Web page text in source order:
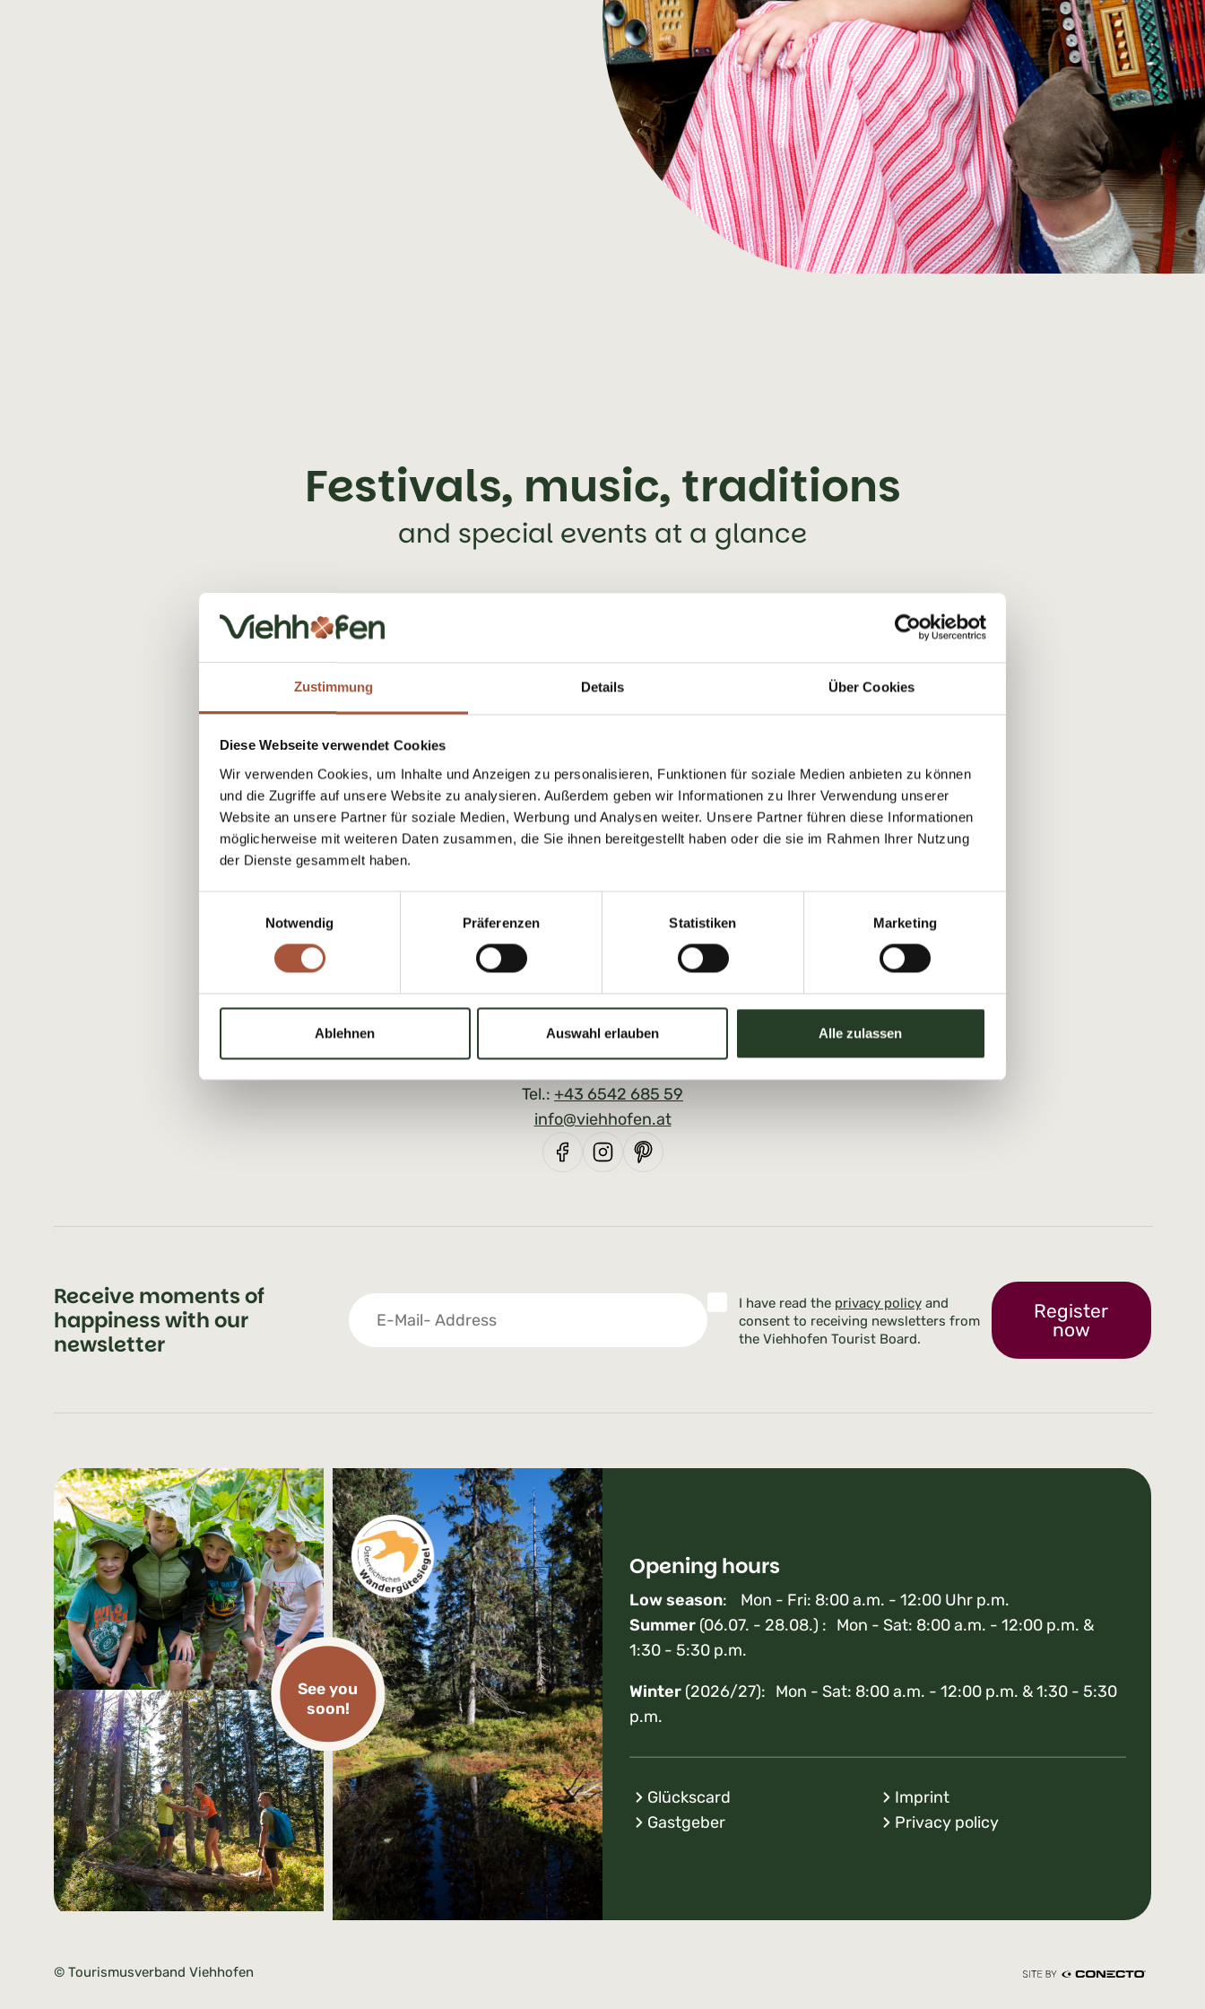
Zustimmung Details Über Cookies
Diese Webseite verwendet Cookies
Wir verwenden Cookies, um Inhalte und Anzeigen zu personalisieren, Funktionen für soziale Medien anbieten zu können
und die Zugriffe auf unsere Website zu analysieren. Außerdem geben wir Informationen zu Ihrer Verwendung unserer
Website an unsere Partner für soziale Medien, Werbung und Analysen weiter. Unsere Partner führen diese Informationen
möglicherweise mit weiteren Daten zusammen, die Sie ihnen bereitgestellt haben oder die sie im Rahmen Ihrer Nutzung
der Dienste gesammelt haben.
Notwendig
Präferenzen Statistiken Marketing
Ablehnen Auswahl erlauben Alle zulassen
Festivals, music, traditions
and special events at a glance
Tourist Office Viehhofen
Tel.: +43 6542 685 59
info@viehhofen.at
Receive moments of
happiness with our
newsletter
I have read the privacy policyand
consent to receiving newsletters from
the Viehhofen Tourist Board.
Register
now
See you
soon!
Opening hours
Low season: Mon - Fri: 8:00 a.m. - 12:00 Uhr p.m.
Summer (06.07. - 28.08.) : Mon - Sat: 8:00 a.m. - 12:00 p.m. &
1:30 - 5:30 p.m.
Winter (2026/27): Mon - Sat: 8:00 a.m. - 12:00 p.m. & 1:30 - 5:30
p.m.
Glückscard
Gastgeber
Imprint
Privacy policy
© Tourismusverband Viehhofen